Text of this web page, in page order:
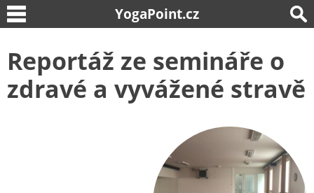
YogaPoint.cz
Reportáž ze semináře o
zdravé a vyvážené stravě